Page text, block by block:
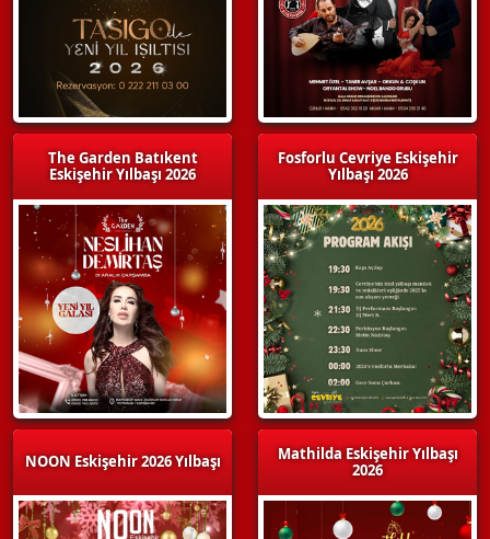
The Garden Batıkent
Eskişehir Yılbaşı 2026
NOON Eskişehir 2026 Yılbaşı
Fosforlu Cevriye Eskişehir
Yılbaşı 2026
Mathilda Eskişehir Yılbaşı
2026